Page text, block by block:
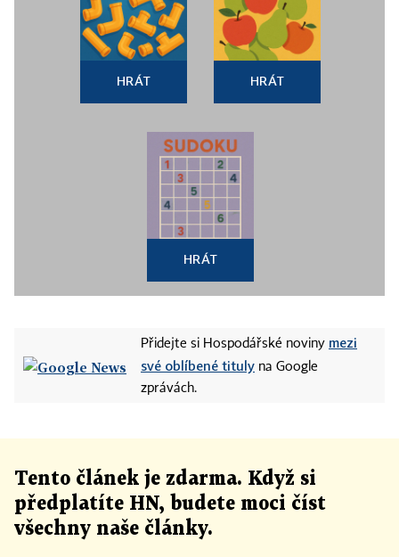
HRÁT HRÁT
HRÁT
Přidejte si Hospodářské noviny mezi
své oblíbené tituly na Google
zprávách.
Tento článek je zdarma. Když si
předplatíte HN, budete moci číst
všechny naše články.